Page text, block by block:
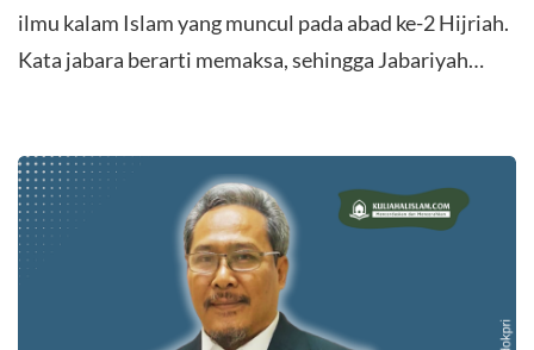
ilmu kalam Islam yang muncul pada abad ke-2 Hijriah.
Kata jabara berarti memaksa, sehingga Jabariyah…